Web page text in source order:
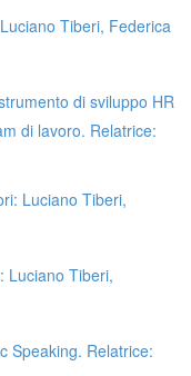
Tiberi, Federica
di sviluppo HR
di lavoro. Relatrice:
Luciano Tiberi,
Luciano Tiberi,
Speaking. Relatrice: